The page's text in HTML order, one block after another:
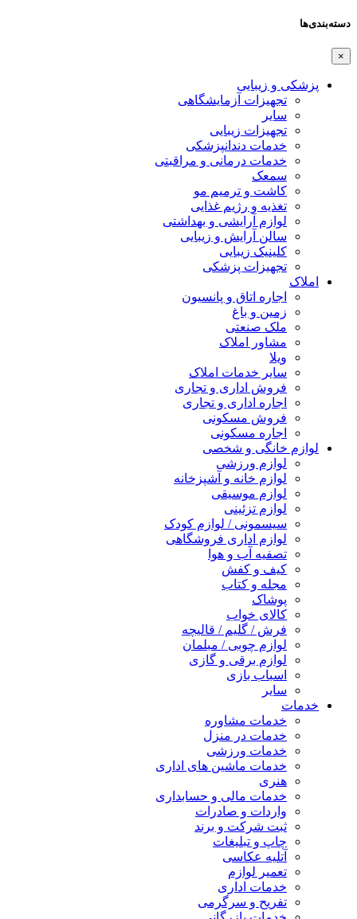
دسته‌بندی‌ها
×
پزشکی و زیبایی
تجهیزات آزمایشگاهی
سایر
تجهیزات زیبایی
خدمات دندانپزشکی
خدمات درمانی و مراقبتی
سمعک
کاشت و ترمیم مو
تغذیه و رژیم غذایی
لوازم آرایشی و بهداشتی
سالن آرایش و زیبایی
کلینیک زیبایی
تجهیزات پزشکی
املاک
اجاره اتاق و پانسیون
زمین و باغ
ملک صنعتی
مشاور املاک
ویلا
سایر خدمات املاک
فروش اداری و تجاری
اجاره اداری و تجاری
فروش مسکونی
اجاره مسکونی
لوازم خانگی و شخصی
لوازم ورزشی
لوازم خانه و آشپزخانه
لوازم موسیقی
لوازم تزئینی
سیسمونی / لوازم کودک
لوازم اداری فروشگاهی
تصفیه آب و هوا
کیف و کفش
مجله و کتاب
پوشاک
کالای خواب
فرش / گلیم / قالیچه
لوازم چوبی / مبلمان
لوازم برقی و گازی
اسباب بازی
سایر
خدمات
خدمات مشاوره
خدمات در منزل
خدمات ورزشی
خدمات ماشین های اداری
هنری
خدمات مالی و حسابداری
واردات و صادرات
ثبت شرکت و برند
چاپ و تبلیغات
آتلیه عکاسی
تعمیر لوازم
خدمات اداری
تفریح و سرگرمی